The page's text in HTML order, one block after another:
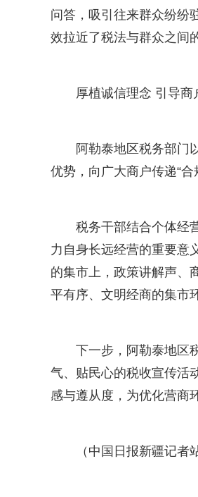
问答，吸引往来群众纷纷
效拉近了税法与群众之间
厚植诚信理念 引导商
阿勒泰地区税务部门
优势，向广大商户传递“合
税务干部结合个体经
力自身长远经营的重要意
的集市上，政策讲解声、
平有序、文明经商的集市
下一步，阿勒泰地区
气、贴民心的税收宣传活
感与遵从度，为优化营商
（中国日报新疆记者